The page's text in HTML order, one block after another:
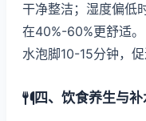
干净整洁；湿度偏低
在40%-60%更舒适
水泡脚10-15分钟，
四、饮食养生与